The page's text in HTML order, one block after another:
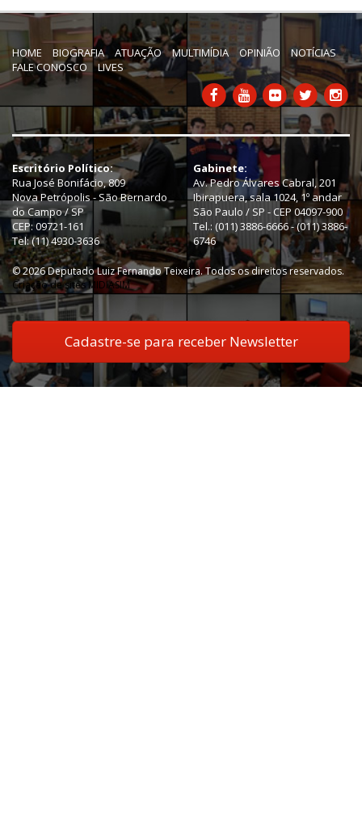
HOME BIOGRAFIA ATUAÇÃO MULTIMÍDIA OPINIÃO
NOTÍCIAS
FALE CONOSCO
LIVES
Escritório Político:
Rua José Bonifácio, 809
Nova Petrópolis - São Bernardo
do Campo / SP
CEP: 09721-161
Tel: (11) 4930-3636
Gabinete:
Av. Pedro Álvares Cabral, 201
Ibirapuera, sala 1024, 1º andar
São Paulo / SP - CEP 04097-900
Tel.: (011) 3886-6666 - (011) 3886-
6746
© 2026 Deputado Luiz Fernando Teixeira. Todos os direitos reservados.
Criação de sites MIDIASIM
Cadastre-se para receber Newsletter